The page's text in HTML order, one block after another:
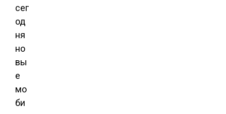
сег
од
ня
но
вы
е
мо
би